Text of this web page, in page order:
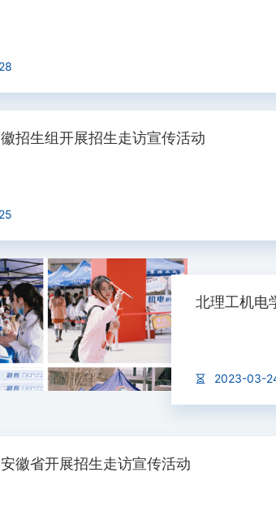
招生组开展招生走访宣传活动
北理工机电
2023-03-
徽省开展招生走访宣传活动